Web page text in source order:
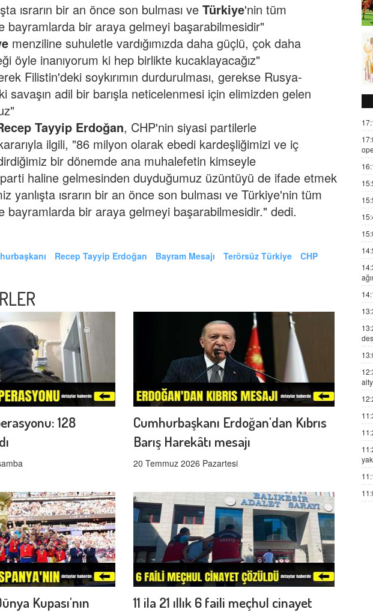
ısrarın bir an önce son bulması ve Türkiye'nin tüm
bayramlarda bir araya gelmeyi başarabilmesidir"
menziline suhuletle vardığımızda daha güçlü, çok daha
öyle inanıyorum ki hep birlikte kucaklayacağız"
Filistin'deki soykırımın durdurulması, gerekse Rusya-
savaşın adil bir barışla neticelenmesi için elimizden gelen
Tayyip Erdoğan, CHP'nin siyasi partilerle
ilgili, "86 milyon olarak ebedi kardeşliğimizi ve iç
bir dönemde ana muhalefetin kimseyle
haline gelmesinden duyduğumuz üzüntüyü de ifade etmek
yanlışta ısrarın bir an önce son bulması ve Türkiye'nin tüm
bayramlarda bir araya gelmeyi başarabilmesidir." dedi.
Recep Tayyip Erdoğan Bayram Mesajı Terörsüz Türkiye CHP
128
Cumhurbaşkanı Erdoğan'dan Kıbrıs
Barış Harekâtı mesajı
20 Temmuz 2026 Pazartesi
Kupası'nın
11 ila 21 ıllık 6 faili meçhul cinayet